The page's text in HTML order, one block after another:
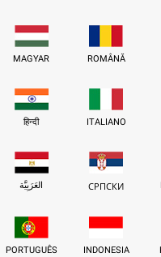
MAGYAR ROMÂNĂ
हिन्दी ITALIANO
العَرَبِيَّة СРПСКИ
PORTUGUÊS INDONESIA